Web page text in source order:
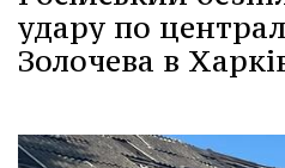
удару по
Золочева в